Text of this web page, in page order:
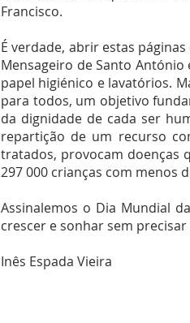
Francisco.
É verdade, abrir estas
Mensageiro de Santo
papel higiénico e lavatórios.
para todos, um objetivo
da dignidade de cada ser
repartição de um recurso
tratados, provocam doenças
297 000 crianças com menos
Assinalemos o Dia Mundial
crescer e sonhar sem
Inês Espada Vieira